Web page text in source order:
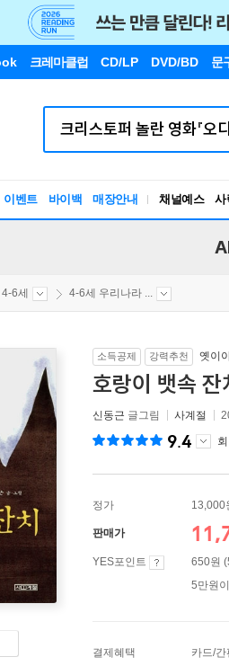
크레마클럽 CD/LP DVD/BD 문
이벤트 바이백 매장안내 채널예스 사
4-6세 4-6세 우리나라 ...
소득공제 강력추천 옛이
호랑이 뱃속 잔
신동근 글그림 사계절
9.4
정가 13,000
판매가
YES포인트
650원
5만원
결제혜택 카드/